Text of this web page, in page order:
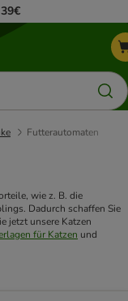
Futterautomaten
wie z. B. die
Dadurch schaffen Sie
jetzt unsere Katzen
für Katzen und